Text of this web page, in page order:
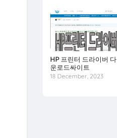
HP 프린터 드라이버 다
운로드싸이트
18 December, 2023